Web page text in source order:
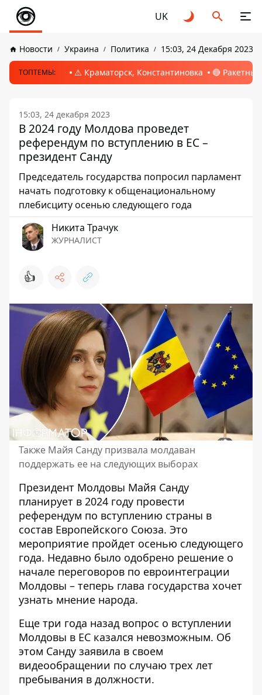
UK
Новости Украина Политика 15:03, 24 Декабря 2023
ТОПТЕМЫ: ⚠️ Краматорск, Константиновка 🔴
15:03, 24 декабря 2023
В 2024 году Молдова проведет
референдум по вступлению в ЕС –
президент Санду
Председатель государства попросил парламент
начать подготовку к общенациональному
плебисциту осенью следующего года
Никита Трачук
ЖУРНАЛИСТ
👍
Также Майя Санду призвала молдаван
поддержать ее на следующих выборах
Президент Молдовы Майя Санду
планирует в 2024 году провести
референдум по вступлению страны в
состав Европейского Союза. Это
мероприятие пройдет осенью следующего
года. Недавно было одобрено решение о
начале переговоров по евроинтеграции
Молдовы – теперь глава государства хочет
узнать мнение народа.
Еще три года назад вопрос о вступлении
Молдовы в ЕС казался невозможным. Об
этом Санду заявила в своем
видеообращении по случаю трех лет
пребывания в должности.